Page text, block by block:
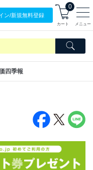
ン/新規無料登録
0
カート メニュー
四季報